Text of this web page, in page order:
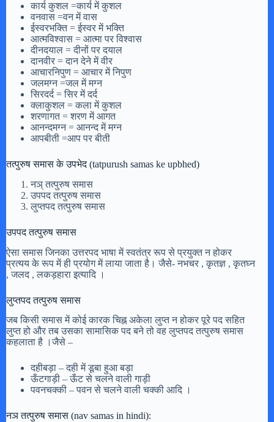
कार्य कुशल =कार्य में कुशल
वनवास =वन में वास
ईस्वरभक्ति = ईस्वर में भक्ति
आत्मविश्वास = आत्मा पर विश्वास
दीनदयाल = दीनों पर दयाल
दानवीर = दान देने में वीर
आचारनिपुण = आचार में निपुण
जलमग्न =जल में मग्न
सिरदर्द = सिर में दर्द
क्लाकुशल = कला में कुशल
शरणागत = शरण में आगत
आनन्दमग्न = आनन्द में मग्न
आपबीती =आप पर बीती
तत्पुरुष समास के उपभेद (tatpurush samas ke upbhed)
नञ् तत्पुरुष समास
उपपद तत्पुरुष समास
लुप्तपद तत्पुरुष समास
उपपद तत्पुरुष समास
ऐसा समास जिनका उत्तरपद भाषा में स्वतंत्र रूप से प्रयुक्त न होकर
प्रत्यय के रूप में ही प्रयोग में लाया जाता है। जैसे- नभचर , कृतज्ञ , कृतघ्न
, जलद , लकड़हारा इत्यादि ।
लुप्तपद तत्पुरुष समास
जब किसी समास में कोई कारक चिह्न अकेला लुप्त न होकर पूरे पद सहित
लुप्त हो और तब उसका सामासिक पद बने तो वह लुप्तपद तत्पुरुष समास
कहलाता है ।जैसे –
दहीबड़ा – दही में डूबा हुआ बड़ा
ऊँटगाड़ी – ऊँट से चलने वाली गाड़ी
पवनचक्की – पवन से चलने वाली चक्की आदि ।
नञ तत्पुरुष समास (nav samas in hindi):